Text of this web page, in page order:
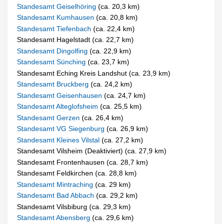
Standesamt Geiselhöring(ca. 20,3 km)
Standesamt Kumhausen(ca. 20,8 km)
Standesamt Tiefenbach(ca. 22,4 km)
Standesamt Hagelstadt (ca. 22,7 km)
Standesamt Dingolfing(ca. 22,9 km)
Standesamt Sünching(ca. 23,7 km)
Standesamt Eching Kreis Landshut (ca. 23,9 km)
Standesamt Bruckberg(ca. 24,2 km)
Standesamt Geisenhausen(ca. 24,7 km)
Standesamt Alteglofsheim(ca. 25,5 km)
Standesamt Gerzen(ca. 26,4 km)
Standesamt VG Siegenburg(ca. 26,9 km)
Standesamt Kleines Vilstal(ca. 27,2 km)
Standesamt Vilsheim (Deaktiviert) (ca. 27,9 km)
Standesamt Frontenhausen (ca. 28,7 km)
Standesamt Feldkirchen (ca. 28,8 km)
Standesamt Mintraching(ca. 29 km)
Standesamt Bad Abbach(ca. 29,2 km)
Standesamt Vilsbiburg (ca. 29,3 km)
Standesamt Abensberg(ca. 29,6 km)